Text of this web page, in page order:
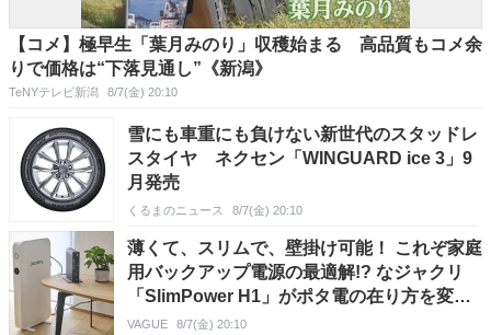
【コメ】極早生「葉月みのり」収穫始まる 高品質もコメ余
りで価格は“下落見通し”《新潟》
TeNYテレビ新潟 8/7(金) 20:10
雪にも車重にも負けない新世代のスタッドレ
スタイヤ ネクセン「WINGUARD ice 3」9
月発売
くるまのニュース 8/7(金) 20:10
薄くて、スリムで、壁掛け可能！ これぞ家庭
用バックアップ電源の最適解!? なジャクリ
「SlimPower H1」がポタ電の在り方を変え
るかも
VAGUE 8/7(金) 20:10